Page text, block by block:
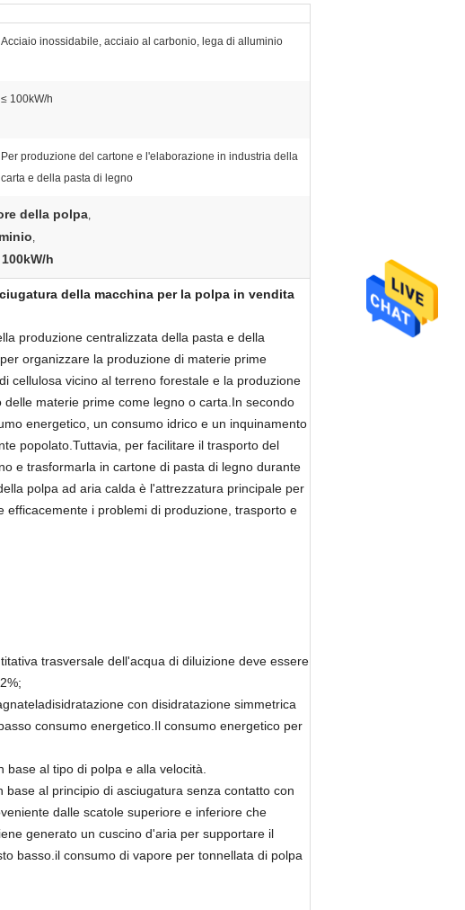
Acciaio inossidabile, acciaio al carbonio, lega di alluminio
≤ 100kW/h
Per produzione del cartone e l'elaborazione in industria della
carta e della pasta di legno
della polpa,
,
h
della macchina per la polpa in vendita
produzione centralizzata della pasta e della
organizzare la produzione di materie prime
cellulosa vicino al terreno forestale e la produzione
materie prime come legno o carta.In secondo
energetico, un consumo idrico e un inquinamento
popolato.Tuttavia, per facilitare il trasporto del
e trasformarla in cartone di pasta di legno durante
polpa ad aria calda è l'attrezzatura principale per
i problemi di produzione, trasporto e
trasversale dell'acqua di diluizione deve essere
disidratazione con disidratazione simmetrica
consumo energetico.Il consumo energetico per
al tipo di polpa e alla velocità.
al principio di asciugatura senza contatto con
dalle scatole superiore e inferiore che
generato un cuscino d'aria per supportare il
basso.il consumo di vapore per tonnellata di polpa